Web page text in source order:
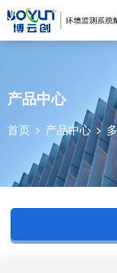
产品中心
首页 产品中心